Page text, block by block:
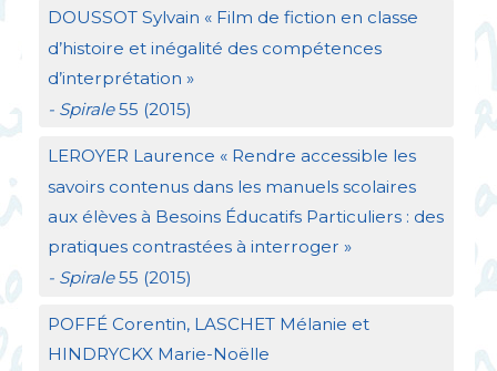
DOUSSOTSylvain « Film de fiction en classe
d’histoire et inégalité des compétences
d’interprétation »
- Spirale55 (2015)
LEROYER Laurence « Rendre accessible les
savoirs contenus dans les manuels scolaires
aux élèves à Besoins Éducatifs Particuliers : des
pratiques contrastées à interroger »
- Spirale55 (2015)
POFFÉ Corentin, LASCHETMélanie et
HINDRYCKXMarie-Noëlle